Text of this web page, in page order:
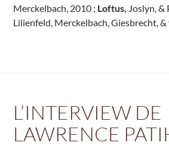
Merckelbach, 2010 ; Loftus, Joslyn, &
Lilienfeld, Merckelbach, Giesbrecht,
L’INTERVIEW DE
LAWRENCE